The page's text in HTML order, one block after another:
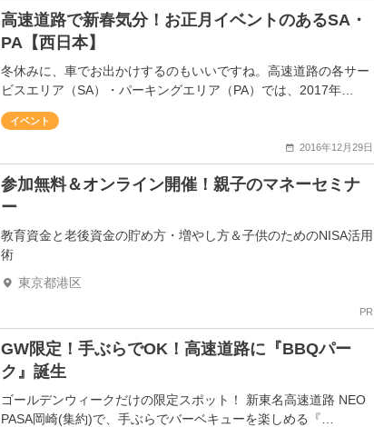
高速道路で新春気分！お正月イベントのあるSA・
PA【西日本】
冬休みに、車でお出かけするのもいいですね。高速道路の各サー
ビスエリア（SA）・パーキングエリア（PA）では、2017年…
イベント
2016年12月29日
参加無料＆オンライン開催！親子のマネーセミナ
ー
教育資金と老後資金の貯め方・増やし方＆子供のためのNISA活用
術
東京都港区
PR
GW限定！手ぶらでOK！高速道路に『BBQパー
ク』誕生
ゴールデンウィークだけの限定スポット！ 新東名高速道路 NEO
PASA岡崎(集約)で、手ぶらでバーベキューを楽しめる『…